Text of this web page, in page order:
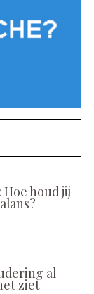
Hoe houd jij
al
ziet